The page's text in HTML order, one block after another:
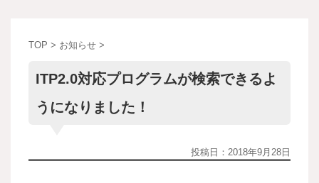
TOP > お知らせ >
ITP2.0対応プログラムが検索できるよ
うになりました！
投稿日： 2018年9月28日